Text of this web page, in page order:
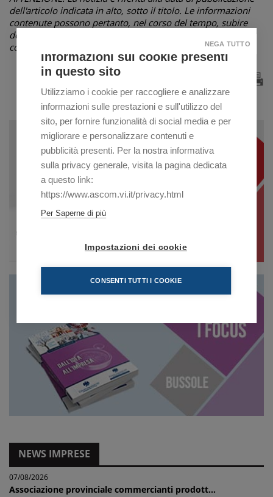
dell'articolo indicata in alto, sotto il titolo. Le informazioni
contenute possono pertanto, nel corso del tempo, subire
delle variazioni non riportate in questa pagina, ma in
comunicazioni successive o non essere più attuali.
NEWS IMPRESE
07/08/2026
Associazione provinciale commercianti prodott...
Informazioni sui cookie presenti
in questo sito
Utilizziamo i cookie per raccogliere e analizzare
informazioni sulle prestazioni e sull'utilizzo del
sito, per fornire funzionalità di social media e per
migliorare e personalizzare contenuti e
pubblicità presenti. Per la nostra informativa
sulla privacy generale, visita la pagina dedicata
a questo link:
https://www.ascom.vi.it/privacy.html
Per Saperne di più
Impostazioni dei cookie
NEGA TUTTO
CONSENTI TUTTI I COOKIE